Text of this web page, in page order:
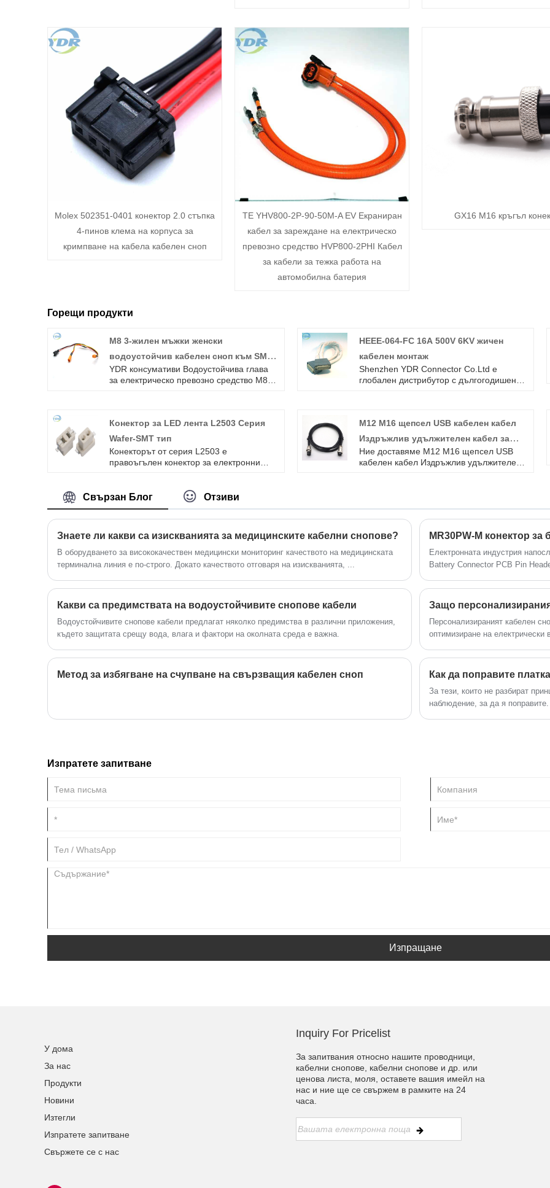
Molex 502351-0401 конектор 2.0 стъпка
4-пинов клема на корпуса за
кримпване на кабела кабелен сноп
TE YHV800-2P-90-50M-A EV Екраниран
кабел за зареждане на електрическо
превозно средство HVP800-2PHI Кабел
за кабели за тежка работа на
автомобилна батерия
GX16 M16 кръгъл
Горещи продукти
M8 3-жилен мъжки женски
водоустойчив кабелен сноп към SM
2.5 кабел за велосипед
YDR консумативи Водоустойчива глава
за електрическо превозно средство M8
направи електрически автомобили,
скутери, балансирана връзка с кола по-
удобна, водоустойчивата
производителност е добра
HEEE-064-FC 16A 500V 6KV жичен
кабелен монтаж
Shenzhen YDR Connector Co.Ltd е
глобален дистрибутор с дългогодишен
дошли при запитване.
Конектор за LED лента L2503 Серия
Wafer-SMT тип
Конекторът от серия L2503 е
правоъгълен конектор за електронни
M12 M16 щепсел USB кабелен кабел
Издръжлив удължителен кабел за
данни Електронен проводник
Ние доставяме M12 M16 щепсел USB
кабелен кабел Издръжлив удължителен
производството на кабелни снопове и
конектори в продължение на 10 години,
обхващайки по -голямата част от пазара
в Азия, Европа и Америка. Очакваме да
станем ваши дългосрочни партньори в
Свързан Блог Отзиви
Знаете ли какви са изискванията за медицинските кабелни снопове?
В оборудването за висококачествен медицински мониторинг качеството на медицинската
терминална линия е по-строго. Докато качеството отговаря на изискванията, ...
Електронната индустрия
Battery Connector PCB Pin
Какви са предимствата на водоустойчивите снопове кабели
Водоустойчивите снопове кабели предлагат няколко предимства в различни приложения,
където защитата срещу вода, влага и фактори на околната среда е важна.
Персонализираният кабелен
оптимизиране на
Метод за избягване на счупване на свързващия кабелен сноп Как да поправите
За тези, които не разбират
наблюдение, за да я
Изпратете запитване
Изпращане
У дома
За нас
Продукти
Новини
Изтегли
Изпратете запитване
Свържете се с нас
Inquiry For Pricelist
За запитвания относно нашите проводници,
кабелни снопове, кабелни снопове и др. или
ценова листа, моля, оставете вашия имейл на
нас и ние ще се свържем в рамките на 24
часа.